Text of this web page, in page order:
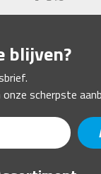
blijven?
scherpste